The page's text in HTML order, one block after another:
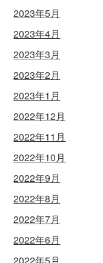
2023年5月
2023年4月
2023年3月
2023年2月
2023年1月
2022年12月
2022年11月
2022年10月
2022年9月
2022年8月
2022年7月
2022年6月